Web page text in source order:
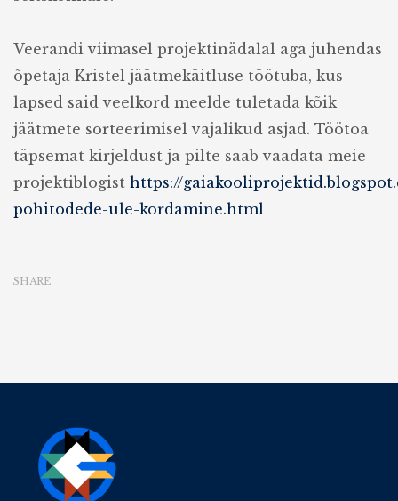
Veerandi viimasel projektinädalal aga juhendas
õpetaja Kristel jäätmekäitluse töötuba, kus
lapsed said veelkord meelde tuletada kõik
jäätmete sorteerimisel vajalikud asjad. Töötoa
täpsemat kirjeldust ja pilte saab vaadata meie
projektiblogist https://
pohitodede-ule-kordamine.html
SHARE